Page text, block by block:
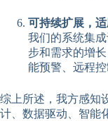
可持续扩展，
我们的系统集
步和需求的增
能预警、远程
综上所述，我方感知
计、数据驱动、智能